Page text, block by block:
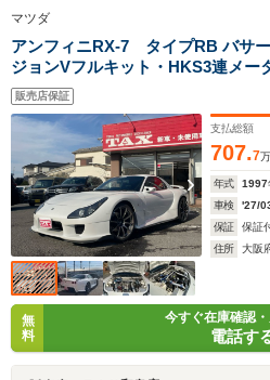
マツダ
アンフィニRX-7 タイプRB バサ
ジョンVフルキット・HKS3連メー
ン・社外アルミラジエーター・エ
ラー・300km/hスケールメーター・
販売店保証
支払総額
707.7
年式 1997
車検
'27/
保証
保証
住所
大阪
無
料
今すぐ在庫確認
電話す